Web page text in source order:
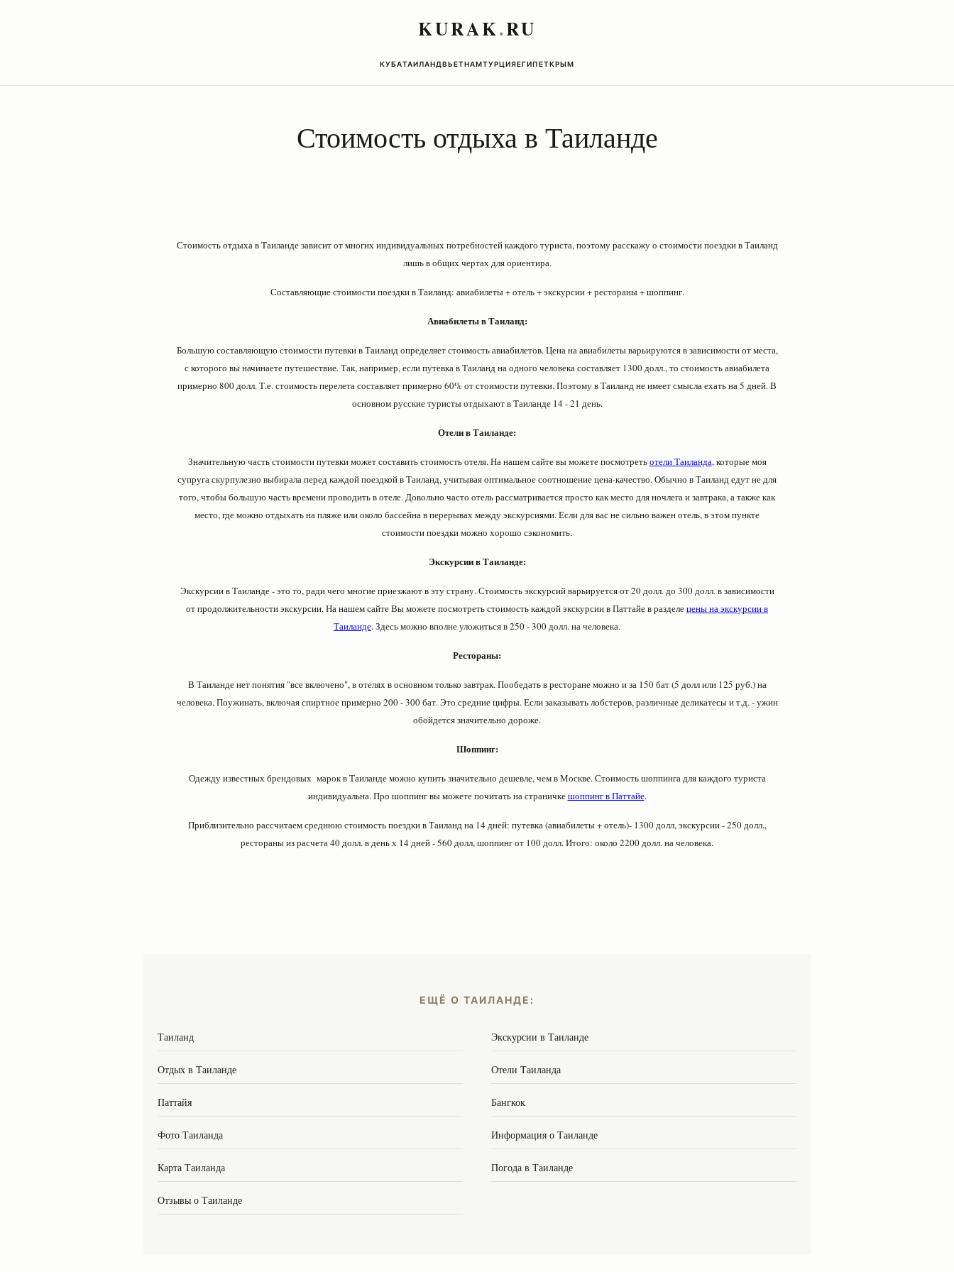
KURAK.RU
КУБАТАИЛАНДВЬЕТНАМТУРЦИЯЕГИПЕТКРЫМ
Стоимость отдыха в Таиланде
Стоимость отдыха в Таиланде зависит от многих индивидуальных потребностей каждого туриста, поэтому расскажу о стоимости поездки в Таиланд
лишь в общих чертах для ориентира.
Составляющие стоимости поездки в Таиланд: авиабилеты + отель + экскурсии + рестораны + шоппинг.
Авиабилеты в Таиланд:
Большую составляющую стоимости путевки в Таиланд определяет стоимость авиабилетов. Цена на авиабилеты варьируются в зависимости от места,
с которого вы начинаете путешествие. Так, например, если путевка в Таиланд на одного человека составляет 1300 долл., то стоимость авиабилета
примерно 800 долл. Т.е. стоимость перелета составляет примерно 60% от стоимости путевки. Поэтому в Таиланд не имеет смысла ехать на 5 дней. В
основном русские туристы отдыхают в Таиланде 14 - 21 день.
Отели в Таиланде:
Значительную часть стоимости путевки может составить стоимость отеля. На нашем сайте вы можете посмотретьотели Таиланда, которые моя
супруга скурпулезно выбирала перед каждой поездкой в Таиланд, учитывая оптимальное соотношение цена-качество. Обычно в Таиланд едут не для
того, чтобы большую часть времени проводить в отеле. Довольно часто отель рассматривается просто как место для ночлега и завтрака, а также как
место, где можно отдыхать на пляже или около бассейна в перерывах между экскурсиями. Если для вас не сильно важен отель, в этом пункте
стоимости поездки можно хорошо сэкономить.
Экскурсии в Таиланде:
Экскурсии в Таиланде - это то, ради чего многие приезжают в эту страну. Стоимость экскурсий варьируется от 20 долл. до 300 долл. в зависимости
от продолжительности экскурсии. На нашем сайте Вы можете посмотреть стоимость каждой экскурсии в Паттайе в разделецены на экскурсии в
Таиланде. Здесь можно вполне уложиться в 250 - 300 долл. на человека.
Рестораны:
В Таиланде нет понятия "все включено", в отелях в основном только завтрак. Пообедать в ресторане можно и за 150 бат (5 долл или 125 руб.) на
человека. Поужинать, включая спиртное примерно 200 - 300 бат. Это средние цифры. Если заказывать лобстеров, различные деликатесы и т.д. - ужин
обойдется значительно дороже.
Шоппинг:
Одежду известных брендовых марок в Таиланде можно купить значительно дешевле, чем в Москве. Стоимость шоппинга для каждого туриста
индивидуальна. Про шоппинг вы можете почитать на страничкешоппинг в Паттайе.
Приблизительно рассчитаем среднюю стоимость поездки в Таиланд на 14 дней: путевка (авиабилеты + отель)- 1300 долл, экскурсии - 250 долл.,
рестораны из расчета 40 долл. в день х 14 дней - 560 долл, шоппинг от 100 долл. Итого: около 2200 долл. на человека.
ЕЩЁ О ТАИЛАНДЕ:
Таиланд Экскурсии в Таиланде
Отдых в Таиланде Отели Таиланда
Паттайя Бангкок
Фото Таиланда Информация о Таиланде
Карта Таиланда Погода в Таиланде
Отзывы о Таиланде